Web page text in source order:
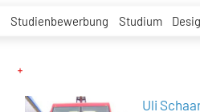
Studienbewerbung Studium
Uli